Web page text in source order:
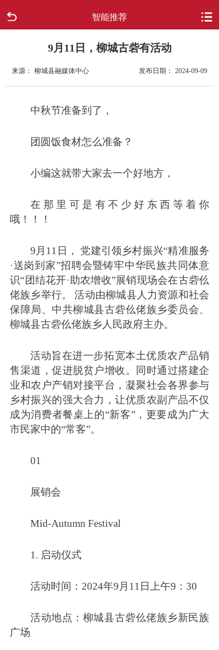
智能推荐
新闻中心
数据专题
9月11日，柳城古砦有活动
来源： 柳城县融媒体中心 发布日期： 2024-09-09
中秋节准备到了，
团圆饭食材怎么准备？
小编这就带大家去一个好地方，
在那里可是有不少好东西等着你
哦！！！
9月11日， 党建引领乡村振兴“精准服务
·送岗到家”招聘会暨铸牢中华民族共同体意
识“团结花开·助农增收”展销现场会在古砦仫
佬族乡举行。 活动由柳城县人力资源和社会
保障局、中共柳城县古砦仫佬族乡委员会、
柳城县古砦仫佬族乡人民政府主办。
活动旨在进一步拓宽本土优质农产品销
售渠道，促进脱贫户增收。同时通过搭建企
业和农户产销对接平台，凝聚社会各界参与
乡村振兴的强大合力，让优质农副产品不仅
成为消费者餐桌上的“新客”，更要成为广大
市民家中的“常客”。
01
展销会
Mid-Autumn Festival
1. 启动仪式
活动时间：2024年9月11日上午9：30
活动地点：柳城县古砦仫佬族乡新民族
广场